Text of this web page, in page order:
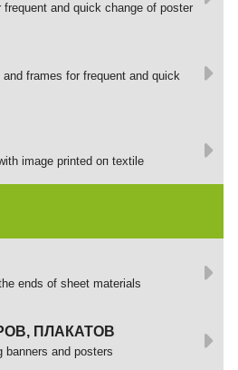
and quick change of poster
frames for frequent and quick
image printed оп textile
ends of sheet materials
ПЛАКАТОВ
banners and posters